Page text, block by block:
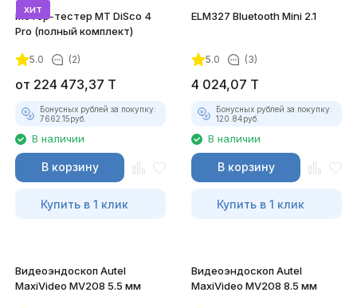
хит
Мотор-тестер MT DiSco 4
Pro (полный комплект)
5.0 (2)
от 224 473,37 T
Бонусных рублей за покупку:
7662.15руб.
В наличии
В корзину
Купить в 1 клик
ELM327 Bluetooth Mini 2.1
5.0 (3)
4 024,07 T
Бонусных рублей за покупку:
120.84руб.
В наличии
В корзину
Купить в 1 клик
Видеоэндоскоп Autel
MaxiVideo MV208 5.5 мм
Видеоэндоскоп Autel
MaxiVideo MV208 8.5 мм